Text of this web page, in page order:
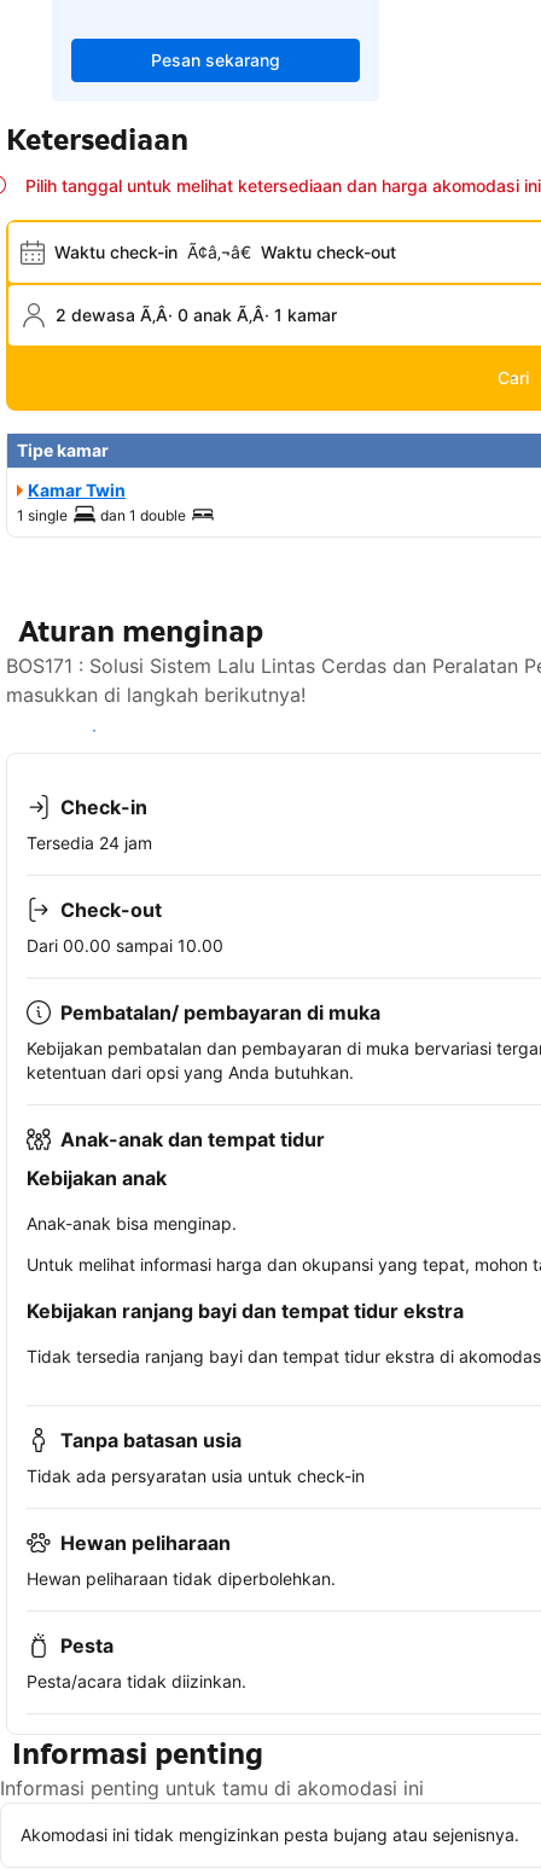
Pesan sekarang
Ketersediaan
Pilih tanggal untuk melihat ketersediaan dan harga akomodasi ini
Waktu check-in Ã¢â‚¬â€ Waktu check-out
2 dewasa Ã‚Â· 0 anak Ã‚Â· 1 kamar
Cari
Tipe kamar
Kamar Twin
1 single dan 1 double
Aturan menginap
BOS171 : Solusi Sistem Lalu Lintas Cerdas dan
masukkan di langkah berikutnya!
Lihat ketersediaan
Check-in
Tersedia 24 jam
Check-out
Dari 00.00 sampai 10.00
Pembatalan/ pembayaran di muka
Kebijakan pembatalan dan pembayaran di muka bervariasi
ketentuan dari opsi yang Anda butuhkan.
Anak-anak dan tempat tidur
Kebijakan anak
Anak-anak bisa menginap.
Untuk melihat informasi harga dan okupansi yang tepat,
Kebijakan ranjang bayi dan tempat tidur ekstra
Tidak tersedia ranjang bayi dan tempat tidur ekstra di
Tanpa batasan usia
Tidak ada persyaratan usia untuk check-in
Hewan peliharaan
Hewan peliharaan tidak diperbolehkan.
Pesta
Pesta/acara tidak diizinkan.
Informasi penting
Informasi penting untuk tamu di akomodasi ini
Akomodasi ini tidak mengizinkan pesta bujang atau sejenisnya.